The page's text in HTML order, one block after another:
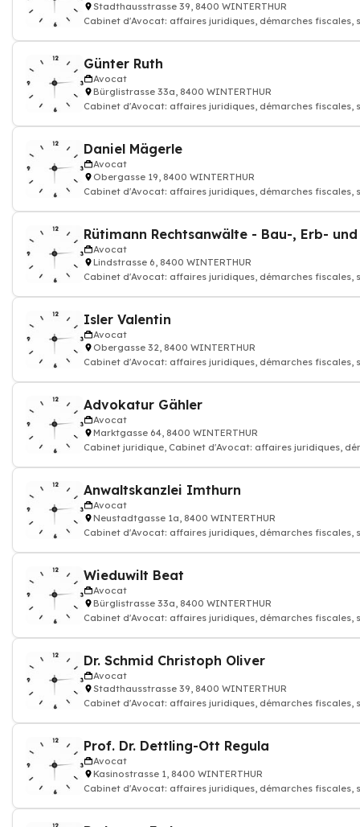
Stadthausstrasse 39, 8400 WINTERTHUR
Cabinet d'Avocat: affaires juridiques, démarches fiscales,
Günter Ruth
Avocat
Bürglistrasse 33a, 8400 WINTERTHUR
Cabinet d'Avocat: affaires juridiques, démarches fiscales,
Daniel Mägerle
Avocat
Obergasse 19, 8400 WINTERTHUR
Cabinet d'Avocat: affaires juridiques, démarches fiscales,
Avocat
Lindstrasse 6, 8400 WINTERTHUR
Cabinet d'Avocat: affaires juridiques, démarches fiscales,
Isler Valentin
Avocat
Obergasse 32, 8400 WINTERTHUR
Cabinet d'Avocat: affaires juridiques, démarches fiscales,
Advokatur Gähler
Avocat
Marktgasse 64, 8400 WINTERTHUR
Cabinet juridique, Cabinet d'Avocat: affaires juridiques,
Anwaltskanzlei Imthurn
Avocat
Neustadtgasse 1a, 8400 WINTERTHUR
Cabinet d'Avocat: affaires juridiques, démarches fiscales,
Wieduwilt Beat
Avocat
Bürglistrasse 33a, 8400 WINTERTHUR
Cabinet d'Avocat: affaires juridiques, démarches fiscales,
Dr. Schmid Christoph Oliver
Avocat
Stadthausstrasse 39, 8400 WINTERTHUR
Cabinet d'Avocat: affaires juridiques, démarches fiscales,
Prof. Dr. Dettling-Ott Regula
Avocat
Kasinostrasse 1, 8400 WINTERTHUR
Cabinet d'Avocat: affaires juridiques, démarches fiscales,